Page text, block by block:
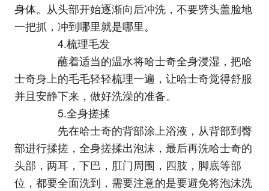
身体。从头部开始逐渐向后冲洗，不要劈头盖脸地
一把抓，冲到哪里就是哪里。
4.梳理毛发
蘸着适当的温水将哈士奇全身浸湿，把哈
士奇身上的毛毛轻轻梳理一遍，让哈士奇觉得舒服
并且安静下来，做好洗澡的准备。
5.全身搓揉
先在哈士奇的背部涂上浴液，从背部到臀
部进行揉搓，全身搓揉出泡沫，最后再洗哈士奇的
头部，两耳，下巴，肛门周围，四肢，脚底等部
位，都要全面洗到，需要注意的是要避免将泡沫洗